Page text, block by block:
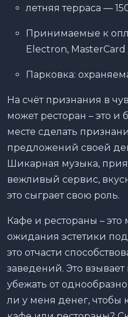
летняя терраса —
Принимаемые к
Electron, MasterCard
Парковка:
На счёт признания в
может ресторан – это и
месте сделать
предложений своей
Шикарная музыка,
вежливый сервис,
это сыграет свою роль.
Кафе и рестораны – это
ожидания эстетики
это отчасти
заведений. Это
убежать от
ли у меня денег, чтобы